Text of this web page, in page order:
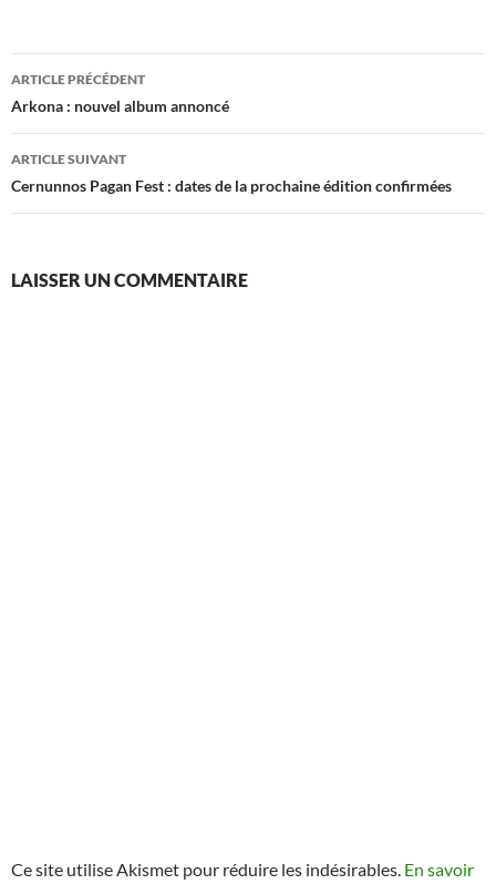
Navigation
des
articles
ARTICLE PRÉCÉDENT
Arkona : nouvel album annoncé
ARTICLE SUIVANT
Cernunnos Pagan Fest : dates de la prochaine édition confirmées
LAISSER UN COMMENTAIRE
Ce site utilise Akismet pour réduire les indésirables. En savoir